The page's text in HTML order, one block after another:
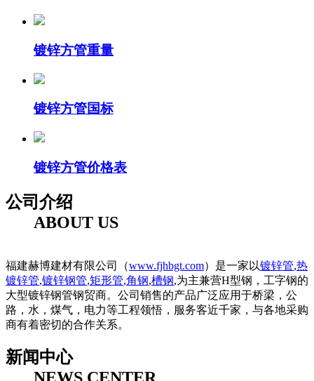
镀锌方管重量
镀锌方管国标
镀锌方管价格表
公司介绍
ABOUT US
福建赫博建材有限公司（www.fjhbgt.com）是一家以镀锌管,热
镀锌管,镀锌钢管,矩形管,角钢,槽钢,为主兼营H型钢，工字钢的
大型镀锌钢管钢贸商。公司销售的产品广泛应用于桥梁，公
路，水，煤气，电力等工程领悟，服务客近千家，与各地采购
商有着密切的合作关系。
新闻中心